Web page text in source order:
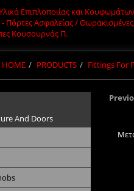
HOME PRODUCTS Fittings For
And Doors